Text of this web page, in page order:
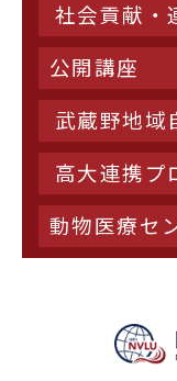
社会貢献・
公開講座
武蔵野地域
高大連携プ
動物医療セ